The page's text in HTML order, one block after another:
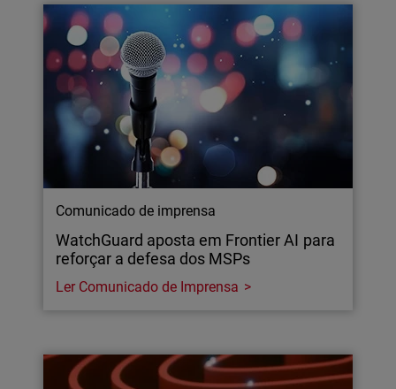
Comunicado de imprensa
WatchGuard aposta em Frontier AI para
reforçar a defesa dos MSPs
Ler Comunicado de Imprensa